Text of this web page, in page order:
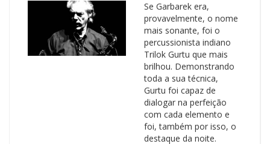
Se Garbarek era,
provavelmente, o nome
mais sonante, foi o
percussionista indiano
Trilok Gurtu que mais
brilhou. Demonstrando
toda a sua técnica,
Gurtu foi capaz de
dialogar na perfeição
com cada elemento e
foi, também por isso, o
destaque da noite.